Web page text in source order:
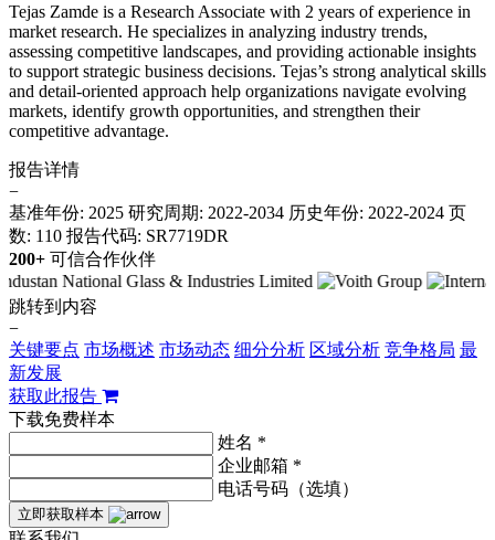
Tejas Zamde is a Research Associate with 2 years of experience in
market research. He specializes in analyzing industry trends,
assessing competitive landscapes, and providing actionable insights
to support strategic business decisions. Tejas’s strong analytical skills
and detail-oriented approach help organizations navigate evolving
markets, identify growth opportunities, and strengthen their
competitive advantage.
报告详情
−
基准年份: 2025 研究周期: 2022-2034 历史年份: 2022-2024 页
数: 110 报告代码: SR7719DR
200+ 可信合作伙伴
跳转到内容
−
关键要点 市场概述 市场动态 细分分析 区域分析 竞争格局 最
新发展
获取此报告
下载免费样本
姓名 *
企业邮箱 *
电话号码（选填）
立即获取样本